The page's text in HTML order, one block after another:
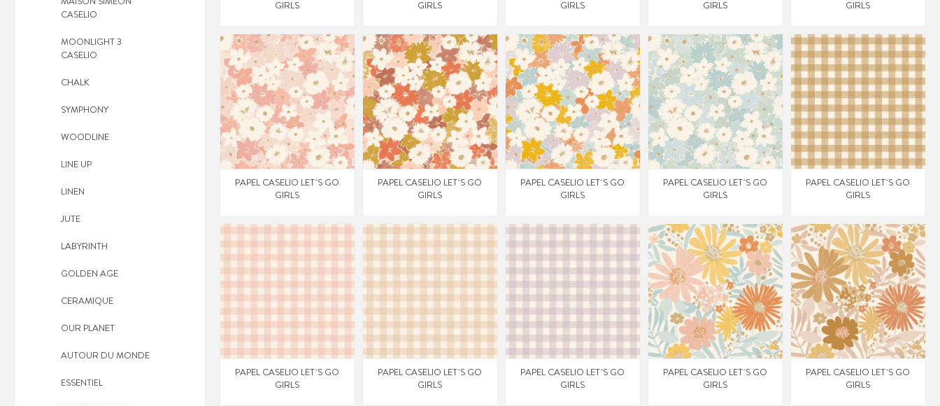
GIRLS
GIRLS
GIRLS
GIRLS
GIRLS
PAPEL CASELIO LET´S GO
GIRLS
PAPEL CASELIO LET´S GO
GIRLS
PAPEL CASELIO LET´S GO
GIRLS
PAPEL CASELIO LET´S GO
GIRLS
PAPEL CASELIO LET´S GO
GIRLS
PAPEL CASELIO LET´S GO
GIRLS
PAPEL CASELIO LET´S GO
GIRLS
PAPEL CASELIO LET´S GO
GIRLS
PAPEL CASELIO LET´S GO
GIRLS
PAPEL CASELIO LET´S GO
GIRLS
CASELIO
MOONLIGHT 3
CASELIO
CHALK
SYMPHONY
WOODLINE
LINE UP
LINEN
JUTE
LABYRINTH
GOLDEN AGE
CERAMIQUE
OUR PLANET
AUTOUR DU MONDE
ESSENTIEL